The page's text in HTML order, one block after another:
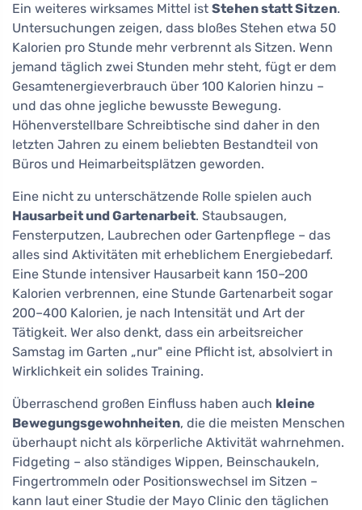
Ein weiteres wirksames Mittel ist Stehen statt Sitzen.
Untersuchungen zeigen, dass bloßes Stehen etwa 50
Kalorien pro Stunde mehr verbrennt als Sitzen. Wenn
jemand täglich zwei Stunden mehr steht, fügt er dem
Gesamtenergieverbrauch über 100 Kalorien hinzu –
und das ohne jegliche bewusste Bewegung.
Höhenverstellbare Schreibtische sind daher in den
letzten Jahren zu einem beliebten Bestandteil von
Büros und Heimarbeitsplätzen geworden.
Eine nicht zu unterschätzende Rolle spielen auch
Hausarbeit und Gartenarbeit. Staubsaugen,
Fensterputzen, Laubrechen oder Gartenpflege – das
alles sind Aktivitäten mit erheblichem Energiebedarf.
Eine Stunde intensiver Hausarbeit kann 150–200
Kalorien verbrennen, eine Stunde Gartenarbeit sogar
200–400 Kalorien, je nach Intensität und Art der
Tätigkeit. Wer also denkt, dass ein arbeitsreicher
Samstag im Garten „nur" eine Pflicht ist, absolviert in
Wirklichkeit ein solides Training.
Überraschend großen Einfluss haben auch kleine
Bewegungsgewohnheiten, die die meisten Menschen
überhaupt nicht als körperliche Aktivität wahrnehmen.
Fidgeting – also ständiges Wippen, Beinschaukeln,
Fingertrommeln oder Positionswechsel im Sitzen –
kann laut einer Studie der Mayo Clinic den täglichen